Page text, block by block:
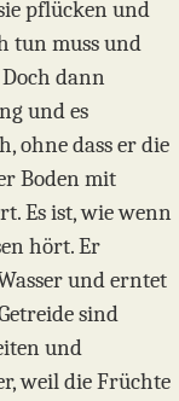
pflücken und
tun muss und
dann
und es
ohne dass er die
Boden mit
Es ist, wie wenn
hört. Er
und erntet
sind
und
weil die Früchte